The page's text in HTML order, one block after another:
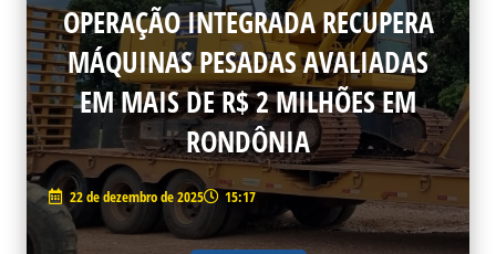
OPERAÇÃO INTEGRADA RECUPERA
MÁQUINAS PESADAS AVALIADAS
EM MAIS DE R$ 2 MILHÕES EM
RONDÔNIA
22 de dezembro de 2025 15:17